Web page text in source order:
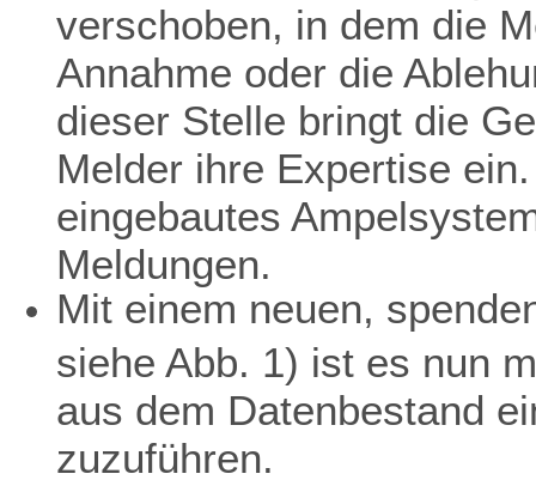
verschoben, in dem die
Annahme oder die
dieser Stelle bringt die
Melder ihre Expertise
eingebautes
Meldungen.
Mit einem neuen,
siehe Abb. 1) ist es nun
aus dem Datenbestand
zuzuführen.